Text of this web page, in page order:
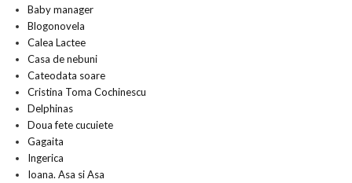
Baby manager
Blogonovela
Calea Lactee
Casa de nebuni
Cateodata soare
Cristina Toma Cochinescu
Delphinas
Doua fete cucuiete
Gagaita
Ingerica
Ioana. Asa si Asa